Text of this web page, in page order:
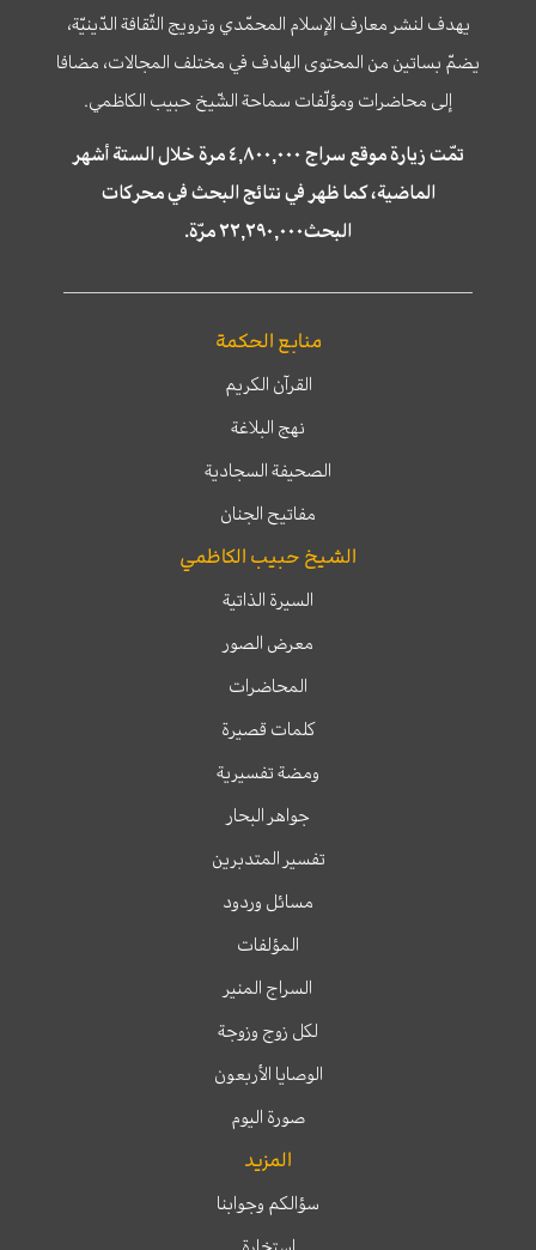
يهدف لنشر معارف الإسلام المحمّدي وترويج الثّقافة الدّينيّة،
يضمّ بساتين من المحتوى الهادف في مختلف المجالات، مضافا
إلى محاضرات ومؤلّفات سماحة الشّيخ حبيب الكاظمي.
تمّت زيارة موقع سراج ٤,٨٠٠,٠٠٠ مرة خلال الستة أشهر
الماضية، كما ظهر في نتائج البحث في محركات
البحث٢٢,٢٩٠,٠٠٠ مرّة.
منابع الحكمة
القرآن الكريم
نهج البلاغة
الصحيفة السجادية
مفاتيح الجنان
الشيخ حبيب الكاظمي
السيرة الذاتية
معرض الصور
المحاضرات
كلمات قصيرة
ومضة تفسيرية
جواهر البحار
تفسير المتدبرين
مسائل وردود
المؤلفات
السراج المنير
لكل زوج وزوجة
الوصايا الأربعون
صورة اليوم
المزيد
سؤالكم وجوابنا